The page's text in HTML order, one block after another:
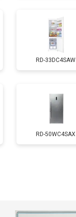
Заказать
Заказать
RD-33DC4SAW
RD-50WC4SAX